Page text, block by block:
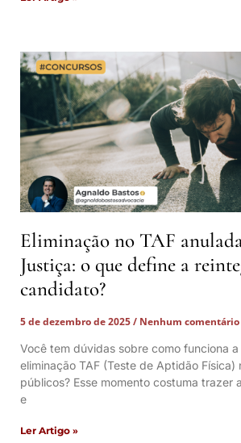
Eliminação no TAF
Justiça: o que define a
candidato?
5 de dezembro de 2025
Nenhum comentário
Você tem dúvidas sobre como funciona
eliminação TAF (Teste de Aptidão Física)
públicos? Esse momento costuma trazer
e
Ler Artigo »